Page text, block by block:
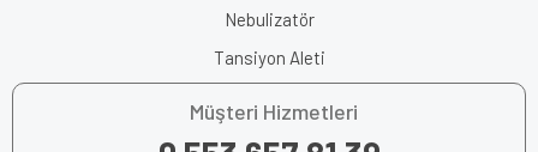
Nebulizatör
Tansiyon Aleti
Müşteri Hizmetleri